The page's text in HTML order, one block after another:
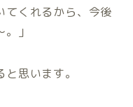
てくれるから、今後
」
思います。